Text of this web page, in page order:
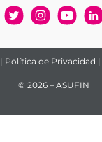
| Política de Privacidad |
© 2026 – ASUFIN